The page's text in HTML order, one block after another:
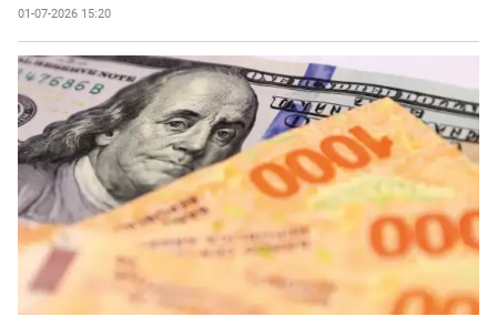
01-07-2026 15:20